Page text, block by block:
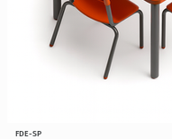
FDE-SP